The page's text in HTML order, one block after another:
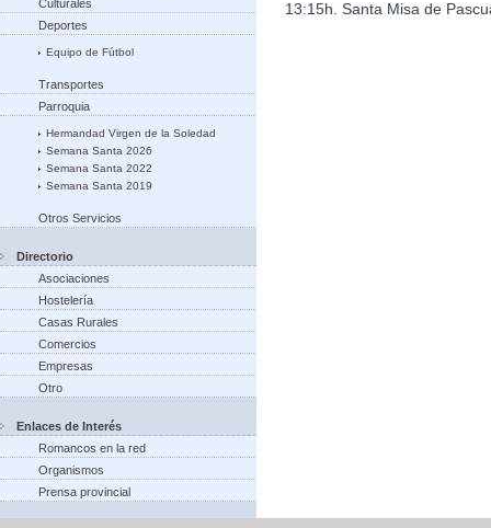
Culturales
Deportes
Equipo de Fútbol
Transportes
Parroquia
Hermandad Virgen de la Soledad
Semana Santa 2026
Semana Santa 2022
Semana Santa 2019
Otros Servicios
Directorio
Asociaciones
Hostelería
Casas Rurales
Comercios
Empresas
Otro
Enlaces de Interés
Romancos en la red
Organismos
Prensa provincial
13:15h. Santa Misa de